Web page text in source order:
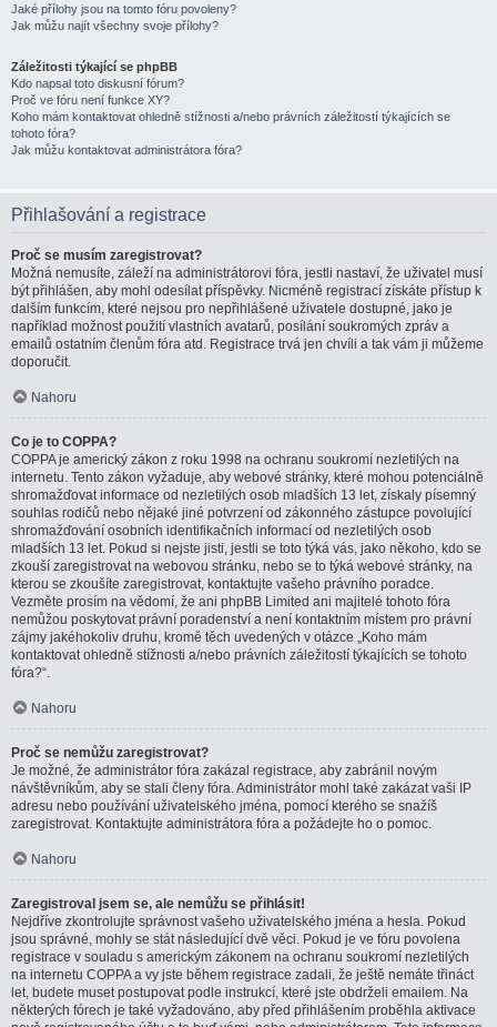
Jaké přílohy jsou na tomto fóru povoleny?
Jak můžu najít všechny svoje přílohy?
Záležitosti týkající se phpBB
Kdo napsal toto diskusní fórum?
Proč ve fóru není funkce XY?
Koho mám kontaktovat ohledně stížnosti a/nebo právních záležitostí týkajících se
tohoto fóra?
Jak můžu kontaktovat administrátora fóra?
Přihlašování a registrace
Proč se musím zaregistrovat?
Možná nemusíte, záleží na administrátorovi fóra, jestli nastaví, že uživatel musí
být přihlášen, aby mohl odesílat příspěvky. Nicméně registrací získáte přístup k
dalším funkcím, které nejsou pro nepřihlášené uživatele dostupné, jako je
například možnost použití vlastních avatarů, posílání soukromých zpráv a
emailů ostatním členům fóra atd. Registrace trvá jen chvíli a tak vám ji můžeme
doporučit.
Nahoru
Co je to COPPA?
COPPA je americký zákon z roku 1998 na ochranu soukromí nezletilých na
internetu. Tento zákon vyžaduje, aby webové stránky, které mohou potenciálně
shromažďovat informace od nezletilých osob mladších 13 let, získaly písemný
souhlas rodičů nebo nějaké jiné potvrzení od zákonného zástupce povolující
shromažďování osobních identifikačních informací od nezletilých osob
mladších 13 let. Pokud si nejste jisti, jestli se toto týká vás, jako někoho, kdo se
zkouší zaregistrovat na webovou stránku, nebo se to týká webové stránky, na
kterou se zkoušíte zaregistrovat, kontaktujte vašeho právního poradce.
Vezměte prosím na vědomí, že ani phpBB Limited ani majitelé tohoto fóra
nemůžou poskytovat právní poradenství a není kontaktním místem pro právní
zájmy jakéhokoliv druhu, kromě těch uvedených v otázce „Koho mám
kontaktovat ohledně stížnosti a/nebo právních záležitostí týkajících se tohoto
fóra?“.
Nahoru
Proč se nemůžu zaregistrovat?
Je možné, že administrátor fóra zakázal registrace, aby zabránil novým
návštěvníkům, aby se stali členy fóra. Administrátor mohl také zakázat vaši IP
adresu nebo používání uživatelského jména, pomocí kterého se snažíš
zaregistrovat. Kontaktujte administrátora fóra a požádejte ho o pomoc.
Nahoru
Zaregistroval jsem se, ale nemůžu se přihlásit!
Nejdříve zkontrolujte správnost vašeho uživatelského jména a hesla. Pokud
jsou správné, mohly se stát následující dvě věci. Pokud je ve fóru povolena
registrace v souladu s americkým zákonem na ochranu soukromí nezletilých
na internetu COPPA a vy jste během registrace zadali, že ještě nemáte třináct
let, budete muset postupovat podle instrukcí, které jste obdrželi emailem. Na
některých fórech je také vyžadováno, aby před přihlášením proběhla aktivace